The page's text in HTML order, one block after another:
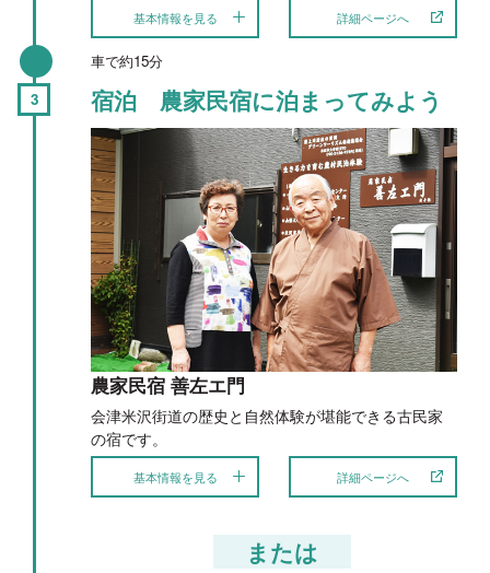
基本情報を見る 詳細ページへ
車で約15分
宿泊 農家民宿に泊まってみよう
農家民宿 善左エ門
会津米沢街道の歴史と自然体験が堪能できる古民家
の宿です。
基本情報を見る 詳細ページへ
または